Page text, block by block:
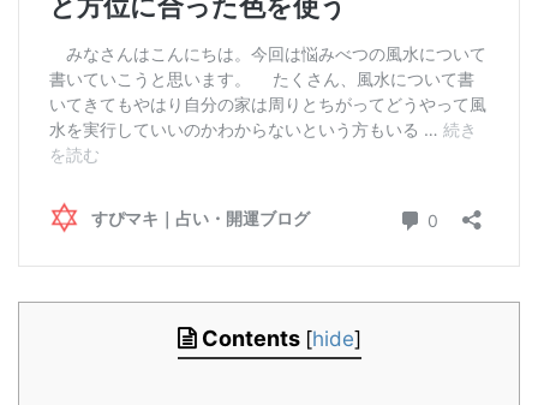
Contents [hide]